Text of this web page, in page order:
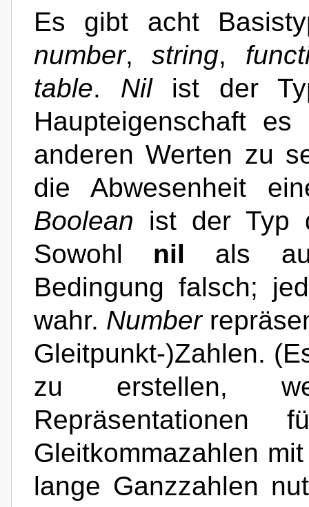
Es gibt acht
number,string,
table. Nilist der
Haupteigenschaft
anderen Werten zu
die Abwesenheit
Boolean ist der Typ
Sowohl nil als
Bedingung falsch;
wahr. Number
Gleitpunkt-)Zahlen.
zu erstellen,
Gleitkommazahlen
lange Ganzzahlen